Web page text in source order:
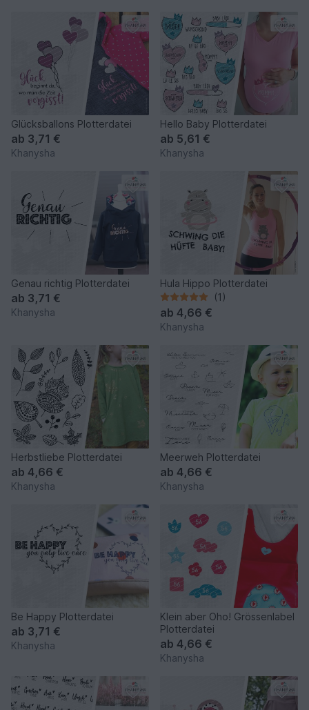
Glücksballons Plotterdatei
ab 3,71 €
Khanysha
Hello Baby Plotterdatei
ab 5,61 €
Khanysha
Genau richtig Plotterdatei
ab 3,71 €
Khanysha
Hula Hippo Plotterdatei
(1)
ab 4,66 €
Khanysha
Herbstliebe Plotterdatei
ab 4,66 €
Khanysha
Meerweh Plotterdatei
ab 4,66 €
Khanysha
Be Happy Plotterdatei
ab 3,71 €
Khanysha
Klein aber Oho! Grössenlabel
Plotterdatei
ab 4,66 €
Khanysha